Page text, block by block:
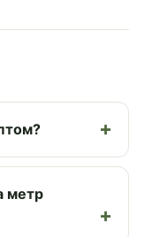
метр